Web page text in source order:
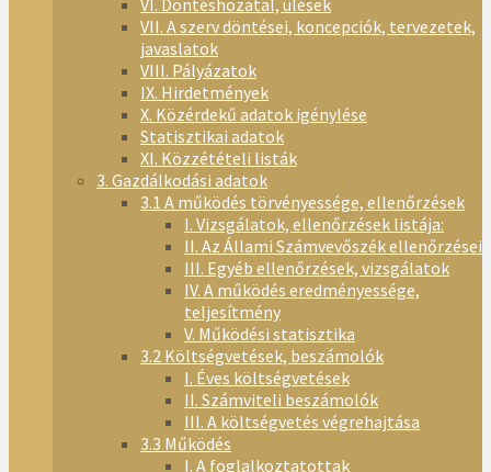
VI. Döntéshozatal, ülések
VII. A szerv döntései, koncepciók, tervezetek,
javaslatok
VIII. Pályázatok
IX. Hirdetmények
X. Közérdekű adatok igénylése
Statisztikai adatok
XI. Közzétételi listák
3. Gazdálkodási adatok
3.1 A működés törvényessége, ellenőrzések
I. Vizsgálatok, ellenőrzések listája:
II. Az Állami Számvevőszék ellenőrzései
III. Egyéb ellenőrzések, vizsgálatok
IV. A működés eredményessége,
teljesítmény
V. Működési statisztika
3.2 Költségvetések, beszámolók
I. Éves költségvetések
II. Számviteli beszámolók
III. A költségvetés végrehajtása
3.3 Működés
I. A foglalkoztatottak